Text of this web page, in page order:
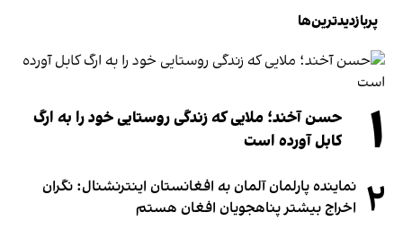
پربازدیدترین‌ها
۱
حسن آخند؛ ملایی که زندگی روستایی خود را به ارگ
کابل آورده است
۲ نماینده پارلمان آلمان به افغانستان اینترنشنال: نگران
اخراج بیشتر پناهجویان افغان هستم